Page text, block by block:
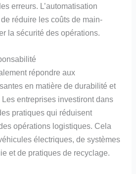
erreurs. L’automatisation
réduire les coûts de main-
la sécurité des opérations.
répondre aux
en matière de durabilité et
Les entreprises investiront dans
pratiques qui réduisent
opérations logistiques. Cela
électriques, de systèmes
et de pratiques de recyclage.